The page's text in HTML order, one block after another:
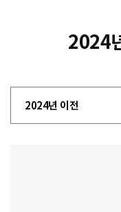
2024
2024년 이전